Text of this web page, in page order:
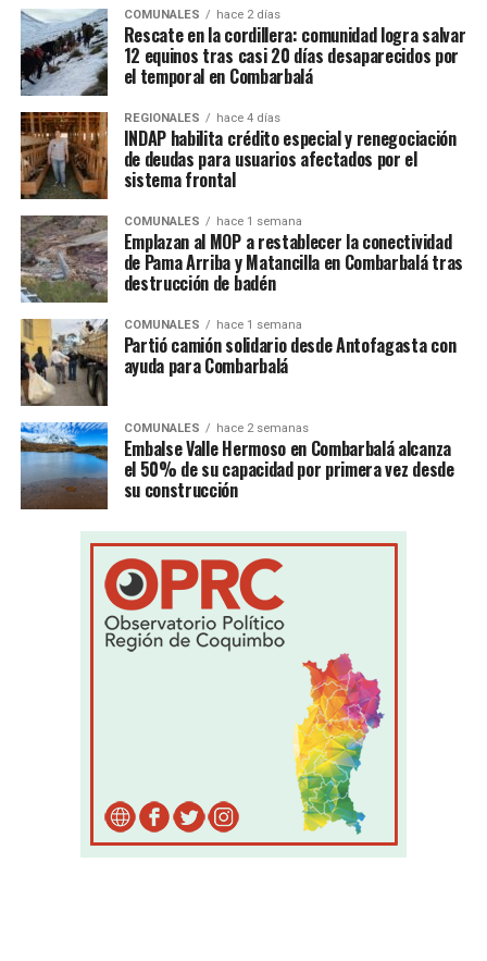
COMUNALES hace 2 días
Rescate en la cordillera: comunidad logra salvar
12 equinos tras casi 20 días desaparecidos por
el temporal en Combarbalá
REGIONALES hace 4 días
INDAP habilita crédito especial y renegociación
de deudas para usuarios afectados por el
sistema frontal
COMUNALES hace 1 semana
Emplazan al MOP a restablecer la conectividad
de Pama Arriba y Matancilla en Combarbalá tras
destrucción de badén
COMUNALES hace 1 semana
Partió camión solidario desde Antofagasta con
ayuda para Combarbalá
COMUNALES hace 2 semanas
Embalse Valle Hermoso en Combarbalá alcanza
el 50% de su capacidad por primera vez desde
su construcción